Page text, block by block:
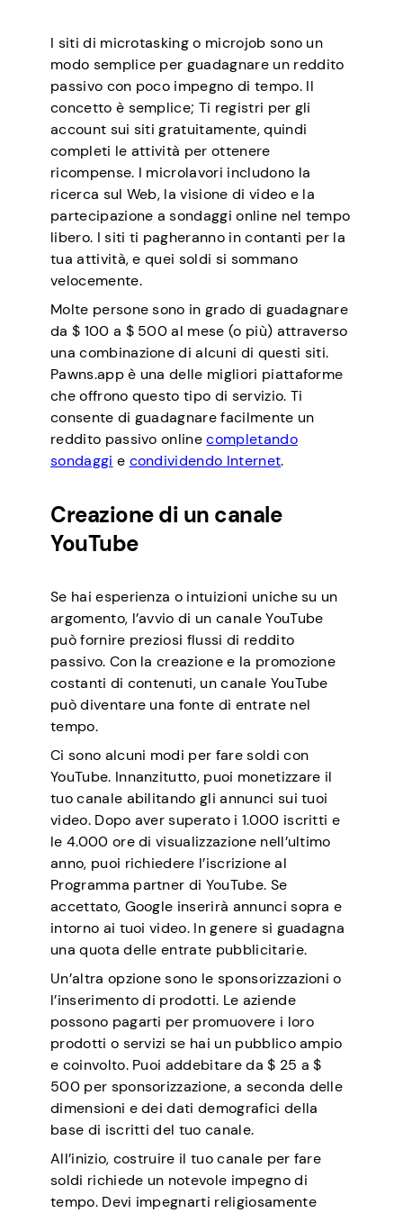
I siti di microtasking o microjob sono un
modo semplice per guadagnare un reddito
passivo con poco impegno di tempo. Il
concetto è semplice; Ti registri per gli
account sui siti gratuitamente, quindi
completi le attività per ottenere
ricompense. I microlavori includono la
ricerca sul Web, la visione di video e la
partecipazione a sondaggi online nel tempo
libero. I siti ti pagheranno in contanti per la
tua attività, e quei soldi si sommano
velocemente.
Molte persone sono in grado di guadagnare
da $ 100 a $ 500 al mese (o più) attraverso
una combinazione di alcuni di questi siti.
Pawns.app è una delle migliori piattaforme
che offrono questo tipo di servizio. Ti
consente di guadagnare facilmente un
reddito passivo onlinecompletando
sondaggi e condividendo Internet.
Creazione di un canale
YouTube
Se hai esperienza o intuizioni uniche su un
argomento, l’avvio di un canale YouTube
può fornire preziosi flussi di reddito
passivo. Con la creazione e la promozione
costanti di contenuti, un canale YouTube
può diventare una fonte di entrate nel
tempo.
Ci sono alcuni modi per fare soldi con
YouTube. Innanzitutto, puoi monetizzare il
tuo canale abilitando gli annunci sui tuoi
video. Dopo aver superato i 1.000 iscritti e
le 4.000 ore di visualizzazione nell’ultimo
anno, puoi richiedere l’iscrizione al
Programma partner di YouTube. Se
accettato, Google inserirà annunci sopra e
intorno ai tuoi video. In genere si guadagna
una quota delle entrate pubblicitarie.
Un’altra opzione sono le sponsorizzazioni o
l’inserimento di prodotti. Le aziende
possono pagarti per promuovere i loro
prodotti o servizi se hai un pubblico ampio
e coinvolto. Puoi addebitare da $ 25 a $
500 per sponsorizzazione, a seconda delle
dimensioni e dei dati demografici della
base di iscritti del tuo canale.
All’inizio, costruire il tuo canale per fare
soldi richiede un notevole impegno di
tempo. Devi impegnarti religiosamente